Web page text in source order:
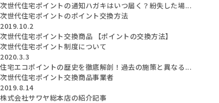
次世代住宅ポイントの通知ハガキはいつ届く？紛失した場...
次世代住宅ポイントのポイント交換方法
2019.10.2
次世代住宅ポイント交換商品 【ポイントの交換方法】
次世代住宅ポイント制度について
2020.3.3
住宅エコポイントの歴史を徹底解剖！過去の施策と異なる...
次世代住宅ポイント交換商品事業者
2019.8.14
株式会社サワヤ総本店の紹介記事